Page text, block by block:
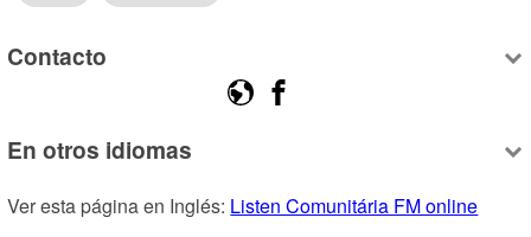
Contacto
En otros idiomas
Ver esta página en Inglés: Listen Comunitária FM online